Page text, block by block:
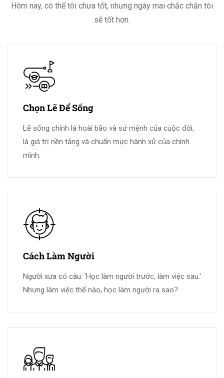
Hôm nay, có thể tôi chưa tốt, nhưng ngày mai chắc chắn tôi
sẽ tốt hơn.
Chọn Lẽ Để Sống
Lẽ sống chính là hoài bão và sứ mệnh của cuộc đời,
là giá trị nền tảng và chuẩn mực hành xử của chính
mình.
Cách Làm Người
Người xưa có câu: 'Học làm người trước, làm việc sau.'
Nhưng làm việc thế nào, học làm người ra sao?